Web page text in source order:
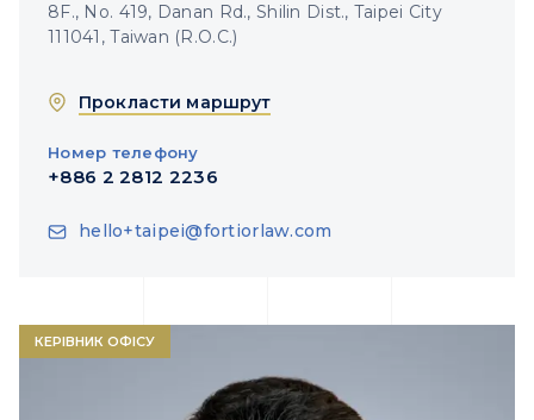
8F., No. 419, Danan Rd., Shilin Dist., Taipei City
111041, Taiwan (R.O.C.)
Прокласти маршрут
Номер телефону
+886 2 2812 2236
hello+taipei@fortiorlaw.com
КЕРІВНИК ОФІСУ